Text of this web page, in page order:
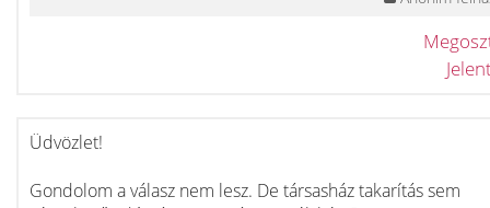
Üdvözlet!
Gondolom a válasz nem lesz. De társasház takarítás sem